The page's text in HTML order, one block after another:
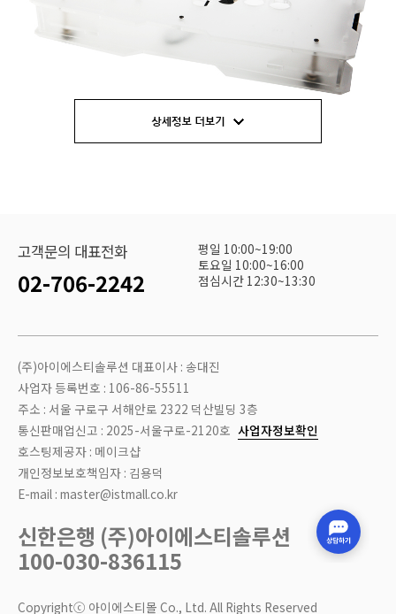
고객문의 대표전화
02-706-2242
평일 10:00~19:00
토요일 10:00~16:00
점심시간 12:30~13:30
(주)아이에스티솔루션 대표이사 : 송대진
사업자 등록번호 : 106-86-55511
주소 : 서울 구로구 서해안로 2322 덕산빌딩 3층
통신판매업신고 : 2025-서울구로-2120호 사업자정보확인
호스팅제공자 : 메이크샵
개인정보보호책임자 : 김용덕
E-mail : master@istmall.co.kr
신한은행 (주)아이에스티솔루션
100-030-836115
Copyrightⓒ 아이에스티몰 Co., Ltd. All Rights Reserved